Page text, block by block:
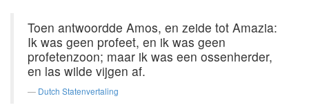
Toen antwoordde Amos, en zeide tot Amazia:
Ik was geen profeet, en ik was geen
profetenzoon; maar ik was een ossenherder,
en las wilde vijgen af.
Dutch Statenvertaling